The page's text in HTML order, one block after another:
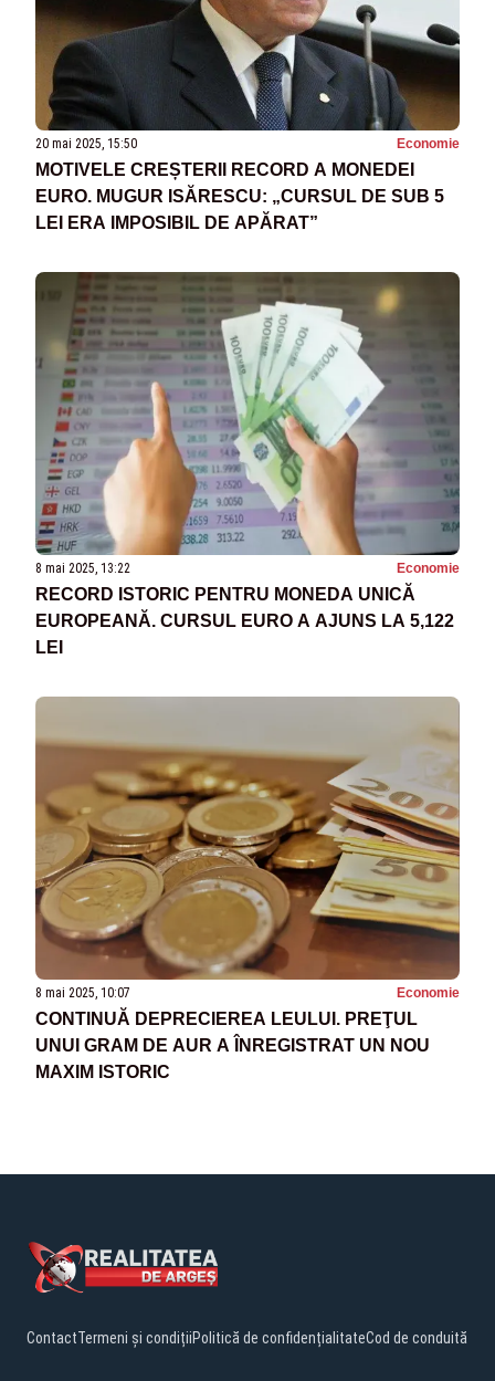
20 mai 2025, 15:50 Economie
MOTIVELE CREȘTERII RECORD A MONEDEI
EURO. MUGUR ISĂRESCU: „CURSUL DE SUB 5
LEI ERA IMPOSIBIL DE APĂRAT”
8 mai 2025, 13:22 Economie
RECORD ISTORIC PENTRU MONEDA UNICĂ
EUROPEANĂ. CURSUL EURO A AJUNS LA 5,122
LEI
8 mai 2025, 10:07 Economie
CONTINUĂ DEPRECIEREA LEULUI. PREŢUL
UNUI GRAM DE AUR A ÎNREGISTRAT UN NOU
MAXIM ISTORIC
ContactTermeni și condițiiPolitică de confidențialitateCod de conduită